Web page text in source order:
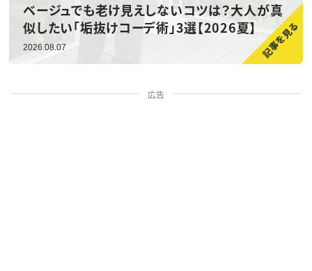
ベージュでも老け見えしないコツは？大人が真
似したい「垢抜けコーデ術」3選【2026夏】
2026.08.07
広告